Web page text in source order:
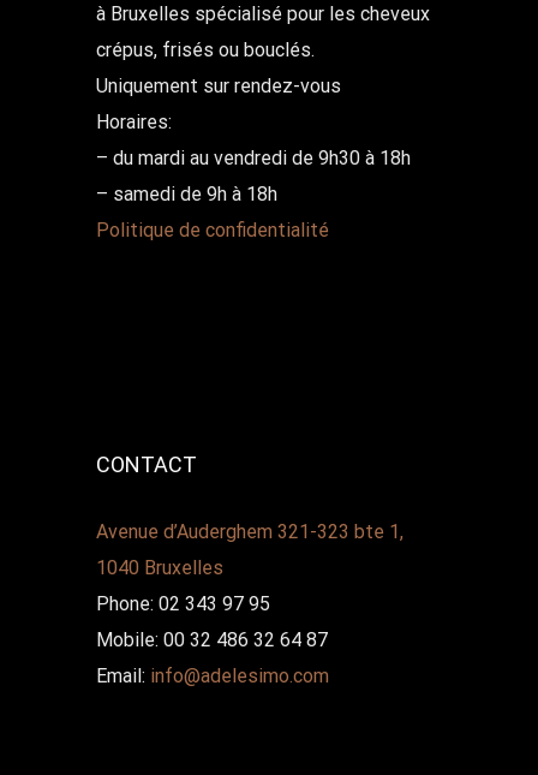
à Bruxelles spécialisé pour les cheveux
crépus, frisés ou bouclés.
Uniquement sur rendez-vous
Horaires:
– du mardi au vendredi de 9h30 à 18h
– samedi de 9h à 18h
Politique de confidentialité
CONTACT
Avenue d’Auderghem 321-323 bte 1,
1040 Bruxelles
Phone: 02 343 97 95
Mobile: 00 32 486 32 64 87
Email: info@adelesimo.com